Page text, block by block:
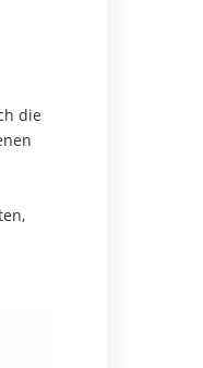
die